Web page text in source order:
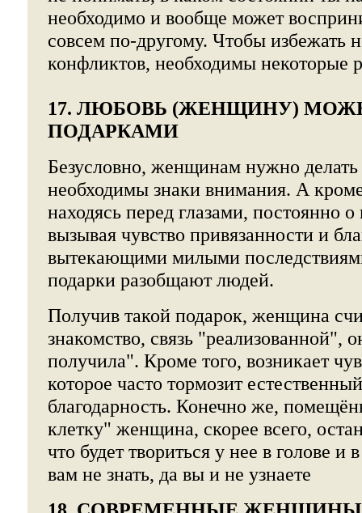
необходимо и вообще может
совсем по-другому. Чтобы избежать
конфликтов, необходимы некоторые
17. ЛЮБОВЬ (ЖЕНЩИНУ)
ПОДАРКАМИ
Безусловно, женщинам нужно
необходимы знаки внимания. А
находясь перед глазами, постоянно
вызывая чувство привязанности и
вытекающими милыми
подарки разобщают людей.
Получив такой подарок, женщина
знакомство, связь "реализованной",
получила". Кроме того, возникает
которое часто тормозит
благодарность. Конечно же,
клетку" женщина, скорее всего,
что будет твориться у нее в голове
вам не знать, да вы и не узнаете